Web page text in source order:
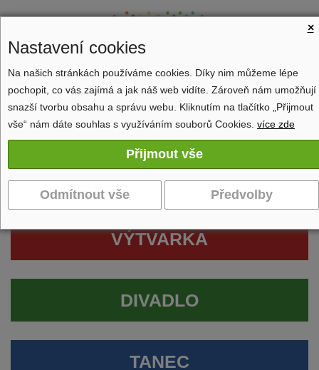
Zobrazit navigaci
VÝTVARKA
DIVADLO
TANEC
×
Nastavení cookies
Na našich stránkách používáme cookies. Díky nim můžeme lépe
pochopit, co vás zajímá a jak náš web vidíte. Zároveň nám umožňují
snazší tvorbu obsahu a správu webu. Kliknutím na tlačítko „Přijmout
vše“ nám dáte souhlas s využíváním souborů Cookies. více zde